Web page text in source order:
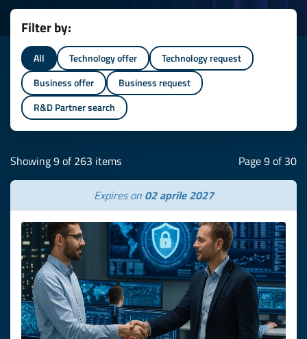
Filter by:
All Technology offer
Technology request
Business offer
Business request
R&D Partner search
Showing 9 of 263 items Page 9 of 30
Expires on 02 aprile 2027